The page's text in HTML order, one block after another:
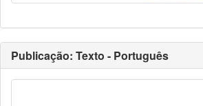
Publicação: Texto - Português